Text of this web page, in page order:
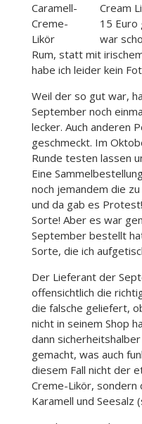
Cream
15 Euro
war
Rum, statt mit
habe ich leider kein
Weil der so gut war,
September noch
lecker. Auch anderen
geschmeckt. Im
Runde testen lassen
Eine
noch jemandem die
und da gab es
Sorte! Aber es war
September bestellt
Sorte, die ich
Der Lieferant der
offensichtlich die
die falsche geliefert,
nicht in seinem Shop
dann
gemacht, was auch
diesem Fall nicht der
Creme-Likör,
Karamell und Seesalz